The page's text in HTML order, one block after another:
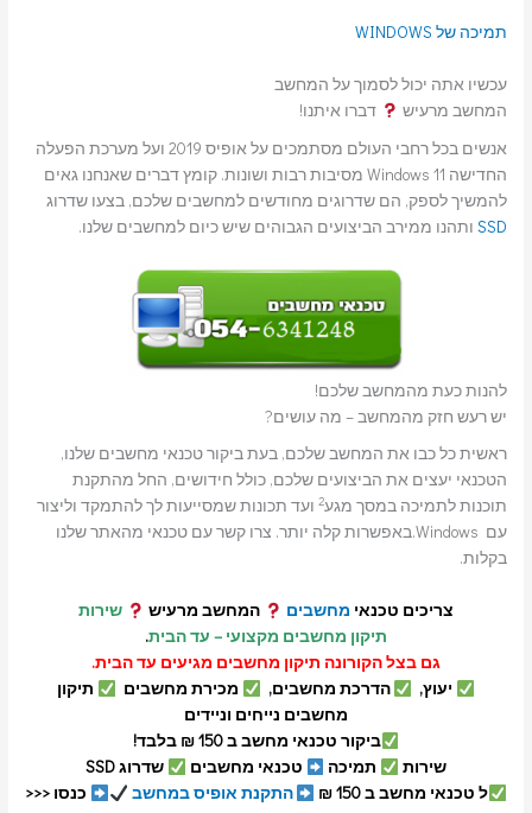
תמיכה של WINDOWS
עכשיו אתה יכול לסמוך על המחשב
המחשב מרעיש
דברו איתנו!
אנשים בכל רחבי העולם מסתמכים על אופיס 2019 ועל מערכת הפעלה
החדישה Windows 11 מסיבות רבות ושונות. קומץ דברים שאנחנו גאים
להמשיך לספק, הם שדרוגים מחודשים למחשבים שלכם, בצעו שדרוג
SSD ותהנו ממירב הביצועים הגבוהים שיש כיום למחשבים שלנו.
להנות כעת מהמחשב שלכם!
יש רעש חזק מהמחשב – מה עושים?
ראשית כל כבו את המחשב שלכם, בעת ביקור טכנאי מחשבים שלנו,
הטכנאי יעצים את הביצועים שלכם, כולל חידושים, החל מהתקנת
תוכנות לתמיכה במסך מגע2 ועד תכונות שמסייעות לך להתמקד וליצור
עם Windows.באפשרות קלה יותר. צרו קשר עם טכנאי מהאתר שלנו
בקלות.
צריכים טכנאי מחשבים המחשב מרעיש
שירות
תיקון מחשבים מקצועי – עד הבית.
גם בצל הקורונה תיקון מחשבים מגיעים עד הבית.
יעוץ,
הדרכת מחשבים, מכירת מחשבים
תיקון
מחשבים נייחים וניידים
ביקור טכנאי מחשב ב 150 ₪ בלבד!
שירות
תמיכה טכנאי מחשבים
שדרוג SSD
ל טכנאי מחשב ב 150 ₪
התקנת אופיס במחשב כנסו <<<